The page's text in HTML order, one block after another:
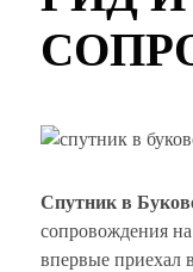
Спутник в
сопровождения
впервые приехал